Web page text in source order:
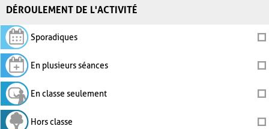
DÉROULEMENT DE L'ACTIVITÉ
Sporadiques
En plusieurs séances
En classe seulement
Hors classe